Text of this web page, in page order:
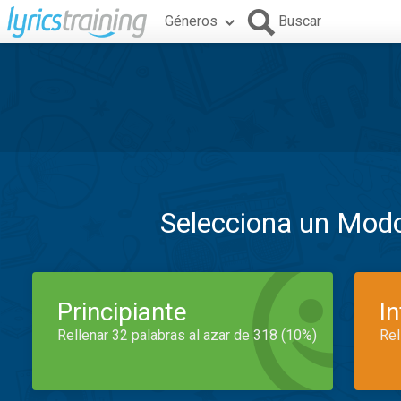
Géneros Buscar
Selecciona un
Principiante
Rellenar 32 palabras al azar de 318 (10%)